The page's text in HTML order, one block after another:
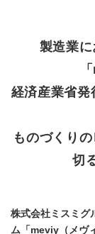
製造業
経済産業省
ものづくり
切
株式会社ミスミグ
ム「meviy（メヴ